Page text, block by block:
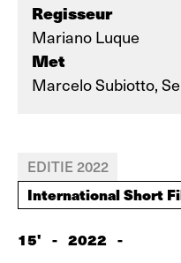
Regisseur
Mariano Luque
Met
Marcelo Subiotto,
EDITIE 2022
International Short
15' - 2022 -